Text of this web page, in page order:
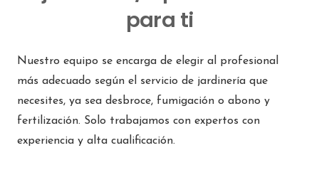
para ti
Nuestro equipo se encarga de elegir al profesional
más adecuado según el servicio de jardinería que
necesites, ya sea desbroce, fumigación o abono y
fertilización. Solo trabajamos con expertos con
experiencia y alta cualificación.